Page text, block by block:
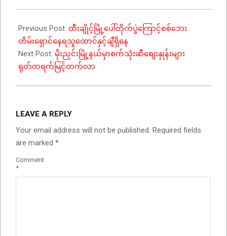
13
Previous Post: ထီးချိုင့်မြို့ပေါ်တိုက်ပွဲကြောင့်စစ်ဘေး
တိမ်းရှောင်နေရသူထောင်နှင့်ချီရှိနေ
Next Post: မိုးညှင်းမြို့နယ်မှာစက်သုံးဆီစျေးနှုန်းများ
ရုတ်တရက်မြင့်တက်လာ
LEAVE A REPLY
Your email address will not be published. Required fields
are marked *
Comment
*